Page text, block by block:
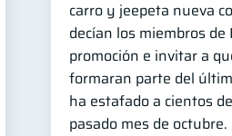
carro y jeepeta nueva
decían los miembros
promoción e invitar a
formaran parte del
ha estafado a cientos
pasado mes de octubre.